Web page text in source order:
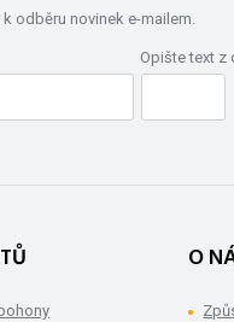
odběru novinek e-mailem.
Opište text z
O